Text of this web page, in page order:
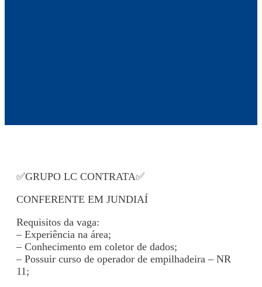
✅GRUPO LC CONTRATA✅
CONFERENTE EM JUNDIAÍ
Requisitos da vaga:
– Experiência na área;
– Conhecimento em coletor de dados;
– Possuir curso de operador de empilhadeira – NR
11;